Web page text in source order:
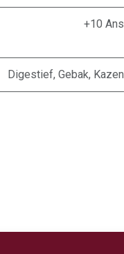
+10 Ans
Digestief, Gebak, Kazen